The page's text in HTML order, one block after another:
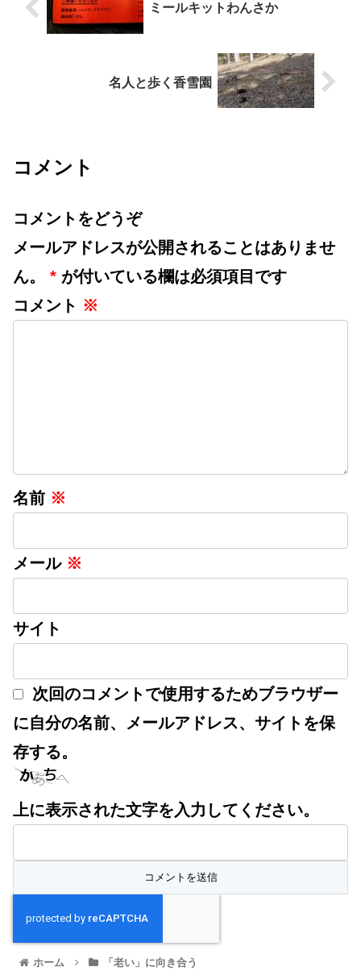
ミールキットわんさか
名人と歩く香雪園
コメント
コメントをどうぞ
メールアドレスが公開されることはありませ
ん。
* が付いている欄は必須項目です
コメント ※
名前 ※
メール ※
サイト
次回のコメントで使用するためブラウザー
に自分の名前、メールアドレス、サイトを保
存する。
上に表示された文字を入力してください。
ホーム 「老い」に向き合う